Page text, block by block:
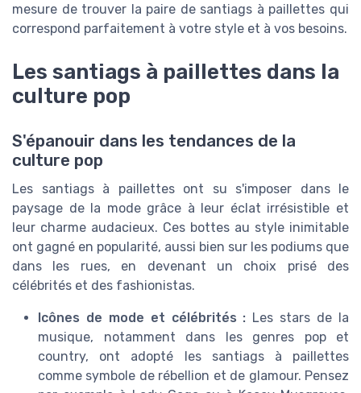
mesure de trouver la paire de santiags à paillettes qui
correspond parfaitement à votre style et à vos besoins.
Les santiags à paillettes dans la
culture pop
S'épanouir dans les tendances de la
culture pop
Les santiags à paillettes ont su s'imposer dans le
paysage de la mode grâce à leur éclat irrésistible et
leur charme audacieux. Ces bottes au style inimitable
ont gagné en popularité, aussi bien sur les podiums que
dans les rues, en devenant un choix prisé des
célébrités et des fashionistas.
Icônes de mode et célébrités : Les stars de la
musique, notamment dans les genres pop et
country, ont adopté les santiags à paillettes
comme symbole de rébellion et de glamour. Pensez